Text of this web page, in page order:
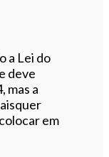
a Lei do
deve
mas a
em